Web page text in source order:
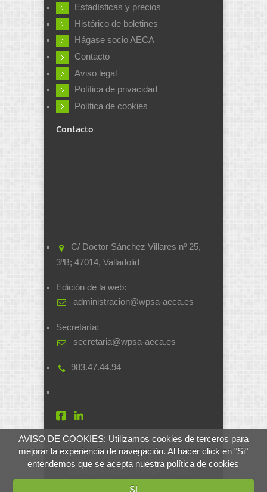
AVISO DE COOKIES: Utilizamos cookies de terceros para
mejorar la experiencia de navegación. Al hacer click en "Si"
entendemos que se acepta nuestra política de cookies
SI
Estadísticas y precios
Histórico de boletines
Hágase socio AECA
Contacto
Aviso legal
Política de privacidad
Política de cookies
Contacto
C/ Doctor Sánchez Villares nº 25,
3ºB; 47014, Valladolid
Edición de la web:
administracion@wpsa-aeca.es
Secretaría:
secretaria@wpsa-aeca.es
983.47.44.94
AECA - Asociación Española de
Ciencia Avícola | WPSA - World's
Poultry Science Association